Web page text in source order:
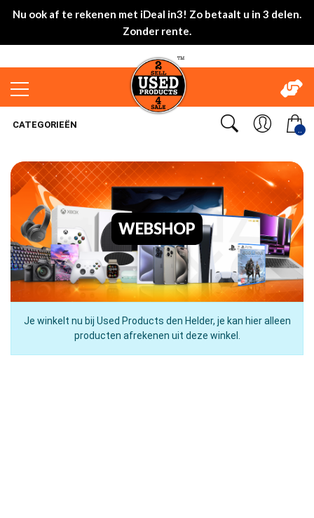
Nu ook af te rekenen met iDeal in3! Zo betaalt u in 3 delen.
Zonder rente.
..
CATEGORIEËN
WEBSHOP
Je winkelt nu bij Used Products den Helder, je kan hier alleen
producten afrekenen uit deze winkel.